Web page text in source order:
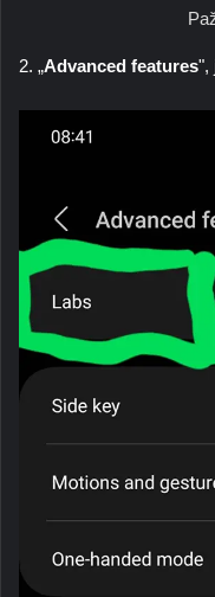
2. „Advanced features",